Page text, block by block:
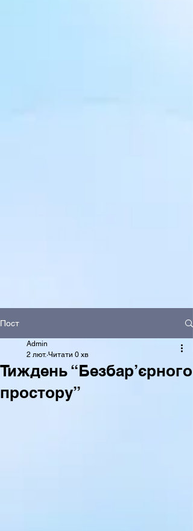
Пост
Тиждень “Безбар’єрного
простору”
Admin
2 лют. Читати 0 хв